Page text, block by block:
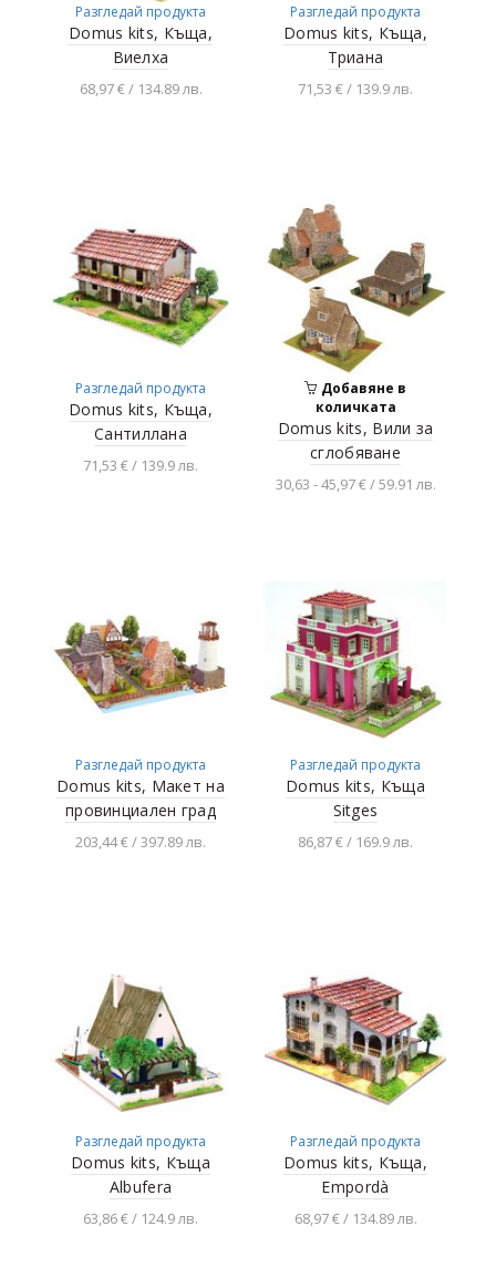
Разгледай продукта
Domus kits, Къща,
Виелха
68,97 € / 134.89 лв.
Разгледай продукта
Domus kits, Къща,
Триана
71,53 € / 139.9 лв.
Разгледай продукта
Domus kits, Къща,
Сантиллана
71,53 € / 139.9 лв.
Добавяне в
количката
Domus kits, Вили за
сглобяване
30,63 - 45,97 € / 59.91 лв.
Разгледай продукта
Domus kits, Макет на
провинциален град
203,44 € / 397.89 лв.
Разгледай продукта
Domus kits, Къща
Sitges
86,87 € / 169.9 лв.
Разгледай продукта
Domus kits, Къща
Albufera
63,86 € / 124.9 лв.
Разгледай продукта
Domus kits, Къща,
Empordà
68,97 € / 134.89 лв.